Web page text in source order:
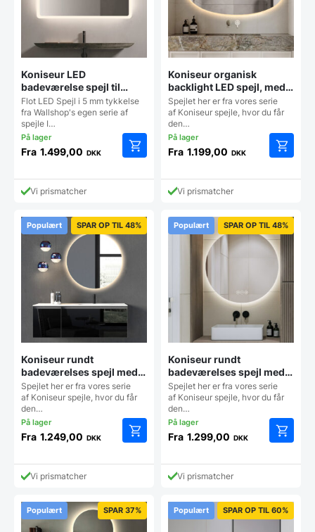
Koniseur LED
badeværelse spejl til
Lampeudtag – Antidug
Flot LED Spejl i 5 mm tykkelse
fra Wallshop's egen serie af
spejle I…
Fra 1.499,00 DKK
vare
varianter.
Mulighederne
kan
vælges
på
varesiden
Vi prismatcher
Koniseur organisk
backlight LED spejl, med
antidug – Flere størrelser
Spejlet her er fra vores serie
af Koniseur spejle, hvor du får
den…
Fra 1.199,00 DKK
vare
kan
vælges
på
Vi prismatcher
Populært SPAR OP TIL 48%
Koniseur rundt
badeværelses spejl med
LED til lampeudtag –
Antidug
Spejlet her er fra vores serie
af Koniseur spejle, hvor du får
den…
Fra 1.249,00 DKK
vare
varianter.
Mulighederne
kan
Vi prismatcher
Populært SPAR OP TIL 48%
Koniseur rundt
badeværelses spejl med
LED, Antidug og
Touchsensor
Spejlet her er fra vores serie
af Koniseur spejle, hvor du får
den…
Fra 1.299,00 DKK
vare
kan
Vi prismatcher
Populært SPAR 37% Populært SPAR OP TIL 60%